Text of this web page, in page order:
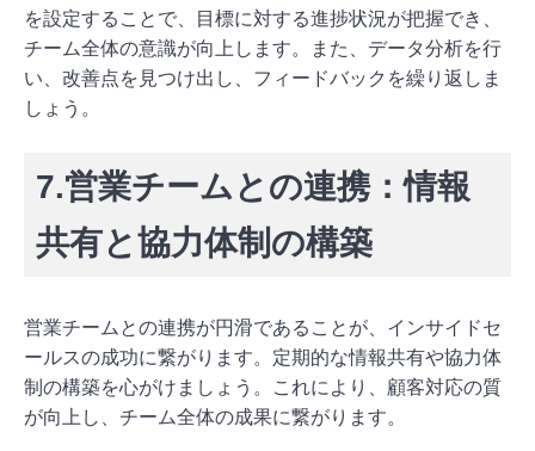
を設定することで、目標に対する進捗状況が把握でき、
チーム全体の意識が向上します。また、データ分析を行
い、改善点を見つけ出し、フィードバックを繰り返しま
しょう。
7.営業チームとの連携：情報
共有と協力体制の構築
営業チームとの連携が円滑であることが、インサイドセ
ールスの成功に繋がります。定期的な情報共有や協力体
制の構築を心がけましょう。これにより、顧客対応の質
が向上し、チーム全体の成果に繋がります。